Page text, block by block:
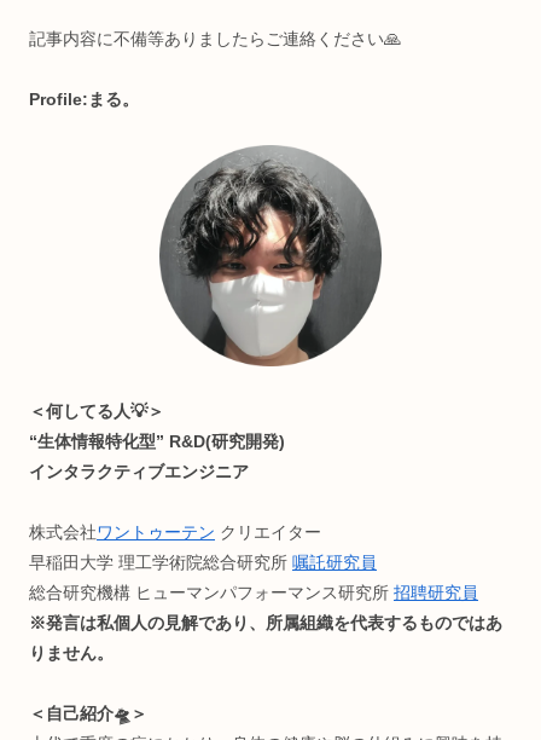
・ヨガ/サウナ
・ライフハック
読みやすさ重視でうっとうしい広告付けてません。が、お
困ったら許して(๑ ❛ ֊ ❛„)
記事内容に不備等ありましたらご連絡ください🙏
Profile:まる。